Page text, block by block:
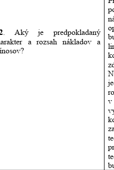
. Aký je
predpokladaný
a rozsah nákladov
a
v